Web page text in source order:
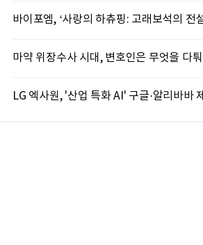
마약 위장수사 시대, 변호인은 무엇을 다